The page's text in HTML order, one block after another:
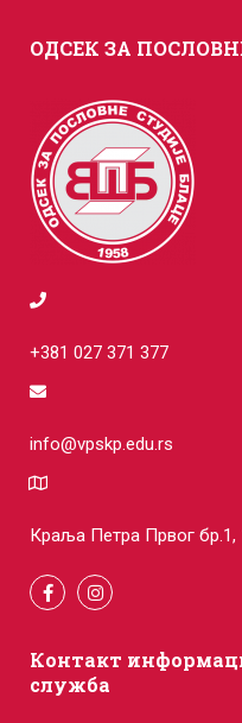
ОДСЕК ЗА
+381 027 371 377
info@vpskp.edu.rs
Краља Петра Првог бр.1,
Контакт
служба